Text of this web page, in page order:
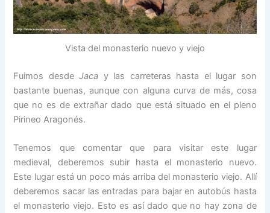
Vista del monasterio nuevo y viejo
Fuimos desdeJaca y las carreteras hasta el lugar son
bastante buenas, aunque con alguna curva de más, cosa
que no es de extrañar dado que está situado en el pleno
Pirineo Aragonés.
Tenemos que comentar que para visitar este lugar
medieval, deberemos subir hasta el monasterio nuevo.
Este lugar está un poco más arriba del monasterio viejo. Allí
deberemos sacar las entradas para bajar en autobús hasta
el monasterio viejo. Esto es así dado que no hay zona de